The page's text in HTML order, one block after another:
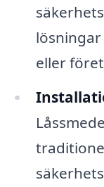
eller